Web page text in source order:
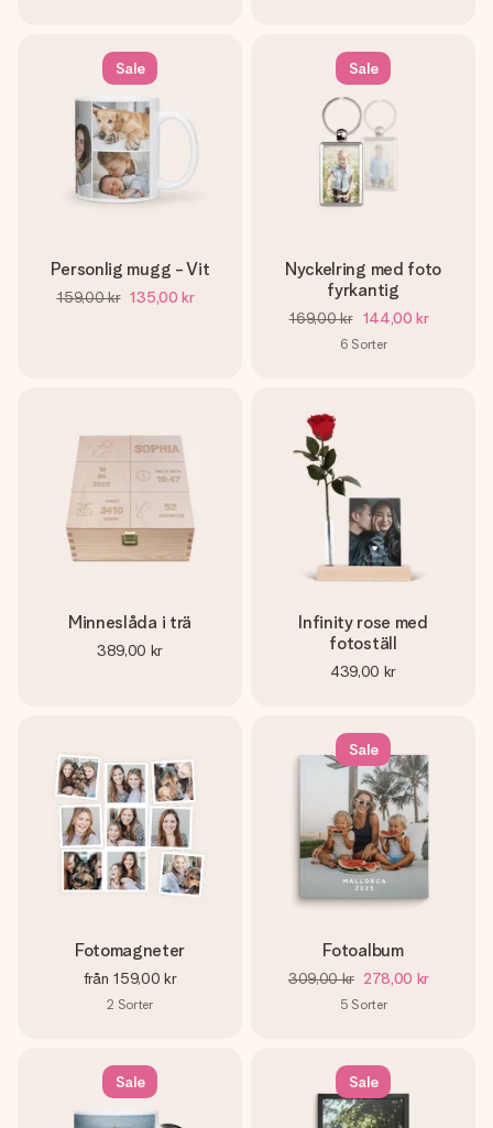
Sale
Personlig mugg - Vit
159,00 kr 135,00 kr
Sale
Nyckelring med foto
fyrkantig
169,00 kr 144,00 kr
6 Sorter
Minneslåda i trä
389,00 kr
Infinity rose med
fotoställ
439,00 kr
Fotomagneter
från 159,00 kr
2 Sorter
Sale
Fotoalbum
309,00 kr 278,00 kr
5 Sorter
Sale Sale